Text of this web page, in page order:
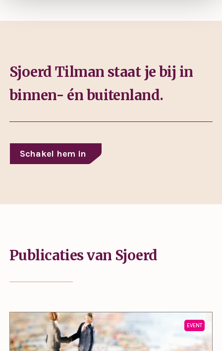
Sjoerd Tilman staat je bij in
binnen- én buitenland.
Schakel hem in
Publicaties van Sjoerd
EVENT